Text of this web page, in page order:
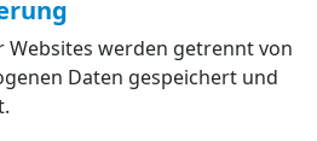
Websites werden getrennt von
Daten gespeichert und